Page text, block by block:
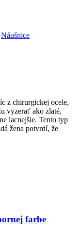
Náušnice
z chirurgickej ocele,
vyzerať ako zlaté,
lacnejšie. Tento typ
žena potvrdí, že
farbe